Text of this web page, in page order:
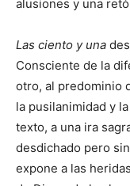
alusiones y una
Las ciento y una
Consciente de la
otro, al predominio
la pusilanimidad y
texto, a una ira
desdichado pero
expone a las